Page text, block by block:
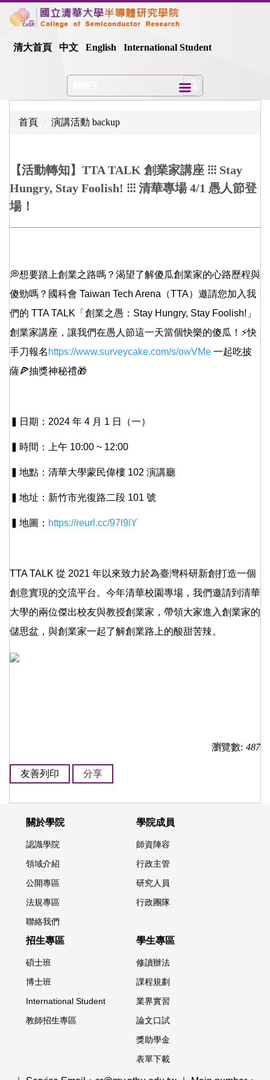
跳
到
主清大首頁 中文 English International Student
首頁 演講活動 backup
【活動轉知】TTA TALK 創業家講座 ⁝⁝⁝ Stay
Hungry, Stay Foolish! ⁝⁝⁝ 清華專場 4/1 愚人節登
場！
💭想要踏上創業之路嗎？渴望了解傻瓜創業家的心路歷程與
傻勁嗎？國科會 Taiwan Tech Arena（TTA）邀請您加入我
們的 TTA TALK「創業之愚：Stay Hungry, Stay Foolish!」
創業家講座，讓我們在愚人節這一天當個快樂的傻瓜！⚡快
手刀報名 https://www.surveycake.com/s/owVMe 一起吃披
薩🍕抽獎神秘禮🎁
▍日期：2024 年 4 月 1 日（一）
▍時間：上午 10:00 ~ 12:00
▍地點：清華大學蒙民偉樓 102 演講廳
▍地址：新竹市光復路二段 101 號
▍地圖： https://reurl.cc/97l9lY
TTA TALK 從 2021 年以來致力於為臺灣科研新創打造一個
創意實現的交流平台。今年清華校園專場，我們邀請到清華
大學的兩位傑出校友與教授創業家，帶領大家進入創業家的
儲思盆，與創業家一起了解創業路上的酸甜苦辣。
瀏覽數: 487
友善列印 分享
關於學院
認識學院
領域介紹
公開專區
法規專區
聯絡我們
學院成員
師資陣容
行政主管
研究人員
行政團隊
招生專區
碩士班
博士班
International Student
教師招生專區
學生專區
修讀辦法
課程規劃
業界實習
論文口試
獎助學金
表單下載